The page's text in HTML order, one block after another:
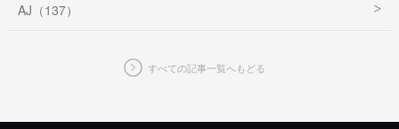
AJ（137）
すべての記事一覧へもどる